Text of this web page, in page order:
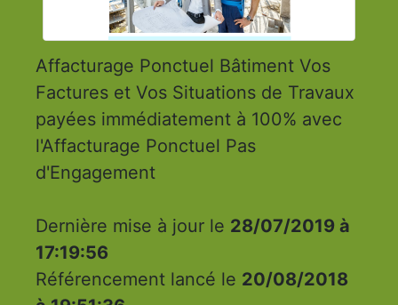
Affacturage Ponctuel Bâtiment Vos
Factures et Vos Situations de Travaux
payées immédiatement à 100% avec
l'Affacturage Ponctuel Pas
d'Engagement
Dernière mise à jour le 28/07/2019 à
17:19:56
Référencement lancé le 20/08/2018